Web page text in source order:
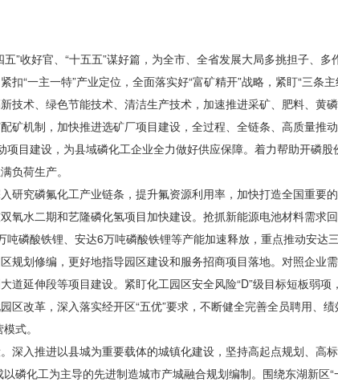
”收好官、“十五五”谋好篇，为全市、全省发展大局多挑担子、多
扣“一主一特”产业定位，全面落实好“富矿精开”战略，紧盯“三条
技术、绿色节能技术、清洁生产技术，加速推进采矿、肥料、黄
矿机制，加快推进选矿厂项目建设，全过程、全链条、高质量
目建设，为县域磷化工企业全力做好供应保障。着力帮助开磷
负荷生产。
研究磷氟化工产业链条，提升氟资源利用率，加快打造全国重要
氧水二期和艺隆磷化氢项目加快建设。抢抓新能源电池材料需求
磷酸铁锂、安达6万吨磷酸铁锂等产能加速释放，重点推动安达
规划修编，更好地指导园区建设和服务招商项目落地。对照企业
道延伸段等项目建设。紧盯化工园区安全风险“D”级目标短板弱
区改革，深入落实经开区“五优”要求，不断健全完善全员聘用、
式。
深入推进以县城为重要载体的城镇化建设，坚持高起点规划、高
磷化工为主导的先进制造城市产城融合规划编制。围绕东湖新